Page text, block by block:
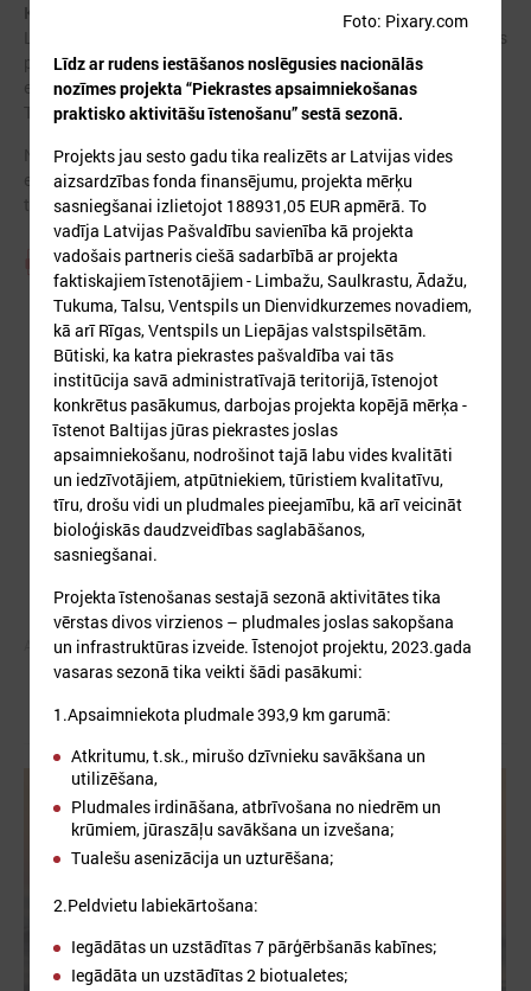
Kontakti un vadība:
LPPA priekšsēdis
(Saulkrastu novada domes
priekšsēdētājs)
e-pasts:normunds.licis@saulkrasti.lv
Tālrunis: 27854444
No LPS puses LPPA darbu koordinē padomnieceSandra Bērziņa
e-pasts: sandra.berzina@lps.lv
tālrunis: 67226536
Piekrastes pašvaldību apvienības nolikums
Autors:
Foto: Pixary.com
Līdz ar rudens iestāšanos noslēgusies nacionālās
nozīmes projekta “Piekrastes apsaimniekošanas
praktisko aktivitāšu īstenošanu” sestā sezonā.
Projekts jau sesto gadu tika realizēts ar Latvijas vides
aizsardzības fonda finansējumu, projekta mērķu
sasniegšanai izlietojot 188931,05 EUR apmērā. To
vadīja Latvijas Pašvaldību savienība kā projekta
vadošais partneris ciešā sadarbībā ar projekta
faktiskajiem īstenotājiem - Limbažu, Saulkrastu, Ādažu,
Tukuma, Talsu, Ventspils un Dienvidkurzemes novadiem,
kā arī Rīgas, Ventspils un Liepājas valstspilsētām.
Būtiski, ka katra piekrastes pašvaldība vai tās
institūcija savā administratīvajā teritorijā, īstenojot
konkrētus pasākumus, darbojas projekta kopējā mērķa -
īstenot Baltijas jūras piekrastes joslas
apsaimniekošanu, nodrošinot tajā labu vides kvalitāti
un iedzīvotājiem, atpūtniekiem, tūristiem kvalitatīvu,
tīru, drošu vidi un pludmales pieejamību, kā arī veicināt
bioloģiskās daudzveidības saglabāšanos,
sasniegšanai.
Projekta īstenošanas sestajā sezonā aktivitātes tika
vērstas divos virzienos – pludmales joslas sakopšana
un infrastruktūras izveide. Īstenojot projektu, 2023.gada
vasaras sezonā tika veikti šādi pasākumi:
1.Apsaimniekota pludmale 393,9 km garumā:
Atkritumu, t.sk., mirušo dzīvnieku savākšana un
utilizēšana,
Pludmales irdināšana, atbrīvošana no niedrēm un
krūmiem, jūraszāļu savākšana un izvešana;
Tualešu asenizācija un uzturēšana;
2.Peldvietu labiekārtošana:
Iegādātas un uzstādītas 7 pārģērbšanās kabīnes;
Iegādāta un uzstādītas 2 biotualetes;